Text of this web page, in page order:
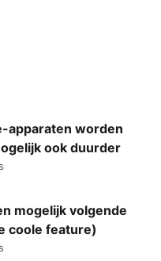
apparaten worden
ook duurder
mogelijk volgende
coole feature)